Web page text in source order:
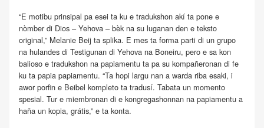
“E motibu prinsipal pa esei ta ku e tradukshon akí ta pone e
nòmber di Dios – Yehova – bèk na su luganan den e teksto
original,” Melanie Beij ta splika. E mes ta forma parti di un grupo
na hulandes di Testigunan di Yehova na Boneiru, pero e sa kon
balioso e tradukshon na papiamentu ta pa su kompañeronan di fe
ku ta papia papiamentu. “Ta hopi largu nan a warda riba esaki, i
awor porfin e Beibel kompleto ta tradusí. Tabata un momento
spesial. Tur e miembronan di e kongregashonnan na papiamentu a
haña un kopia, grátis,” e ta konta.